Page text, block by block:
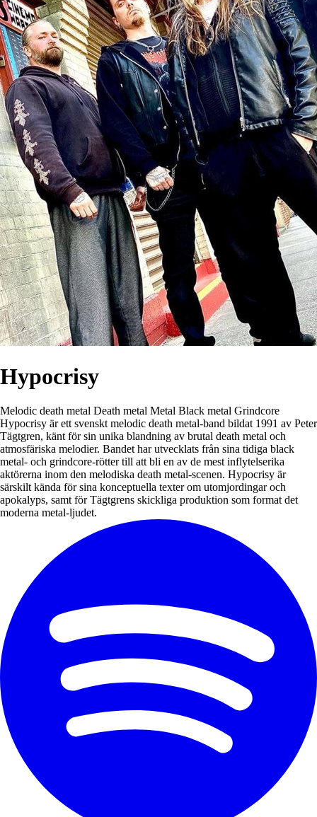
Hypocrisy
Melodic death metal Death metal Metal Black metal Grindcore
Hypocrisy är ett svenskt melodic death metal-band bildat 1991 av Peter
Tägtgren, känt för sin unika blandning av brutal death metal och
atmosfäriska melodier. Bandet har utvecklats från sina tidiga black
metal- och grindcore-rötter till att bli en av de mest inflytelserika
aktörerna inom den melodiska death metal-scenen. Hypocrisy är
särskilt kända för sina konceptuella texter om utomjordingar och
apokalyps, samt för Tägtgrens skickliga produktion som format det
moderna metal-ljudet.